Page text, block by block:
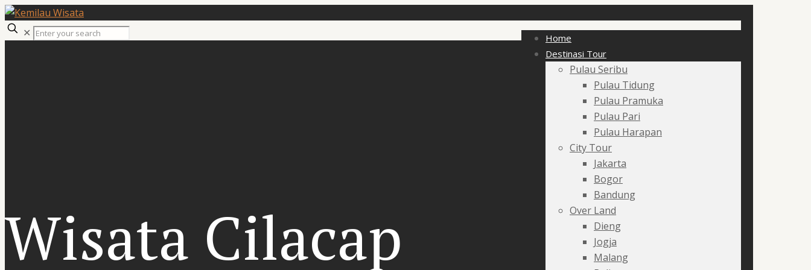
Home
Destinasi Tour
Pulau Seribu
Pulau Tidung
Pulau Pramuka
Pulau Pari
Pulau Harapan
City Tour
Jakarta
Bogor
Bandung
Over Land
Dieng
Jogja
Malang
✕
Wisata Cilacap